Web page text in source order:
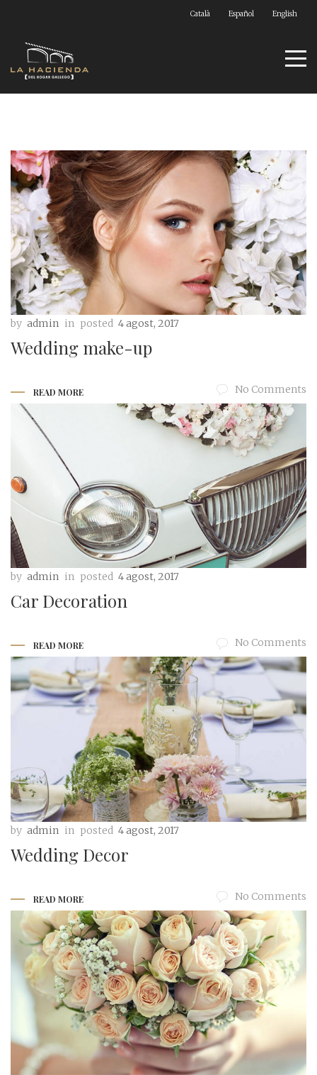
Català Español English
by admin in posted 4 agost, 2017
Wedding make-up
READ MORE No Comments
by admin in posted 4 agost, 2017
Car Decoration
READ MORE No Comments
by admin in posted 4 agost, 2017
Wedding Decor
READ MORE No Comments